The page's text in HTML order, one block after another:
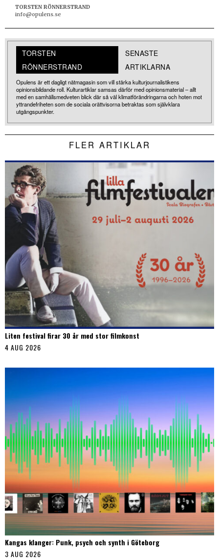
TORSTEN RÖNNERSTRAND
info@opulens.se
TORSTEN
RÖNNERSTRAND
SENASTE
ARTIKLARNA
Opulens är ett dagligt nätmagasin som vill stärka kulturjournalistikens
opinionsbildande roll. Kulturartiklar samsas därför med opinionsmaterial – allt
med en samhällsmedveten blick där så väl klimatförändringarna och hoten mot
yttrandefriheten som de sociala orättvisorna betraktas som självklara
utgångspunkter.
FLER ARTIKLAR
Liten festival firar 30 år med stor filmkonst
4 AUG 2026
Kangas klanger: Punk, psych och synth i Göteborg
3 AUG 2026